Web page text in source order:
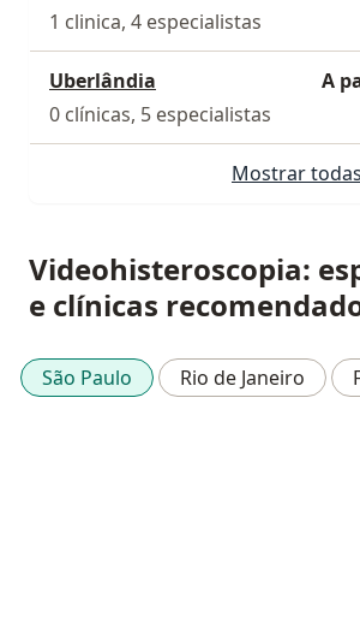
1 clinica, 4 especialistas
Uberlândia
A
0 clínicas, 5 especialistas
Mostrar
Videohisteroscopia:
e clínicas
São Paulo Rio de Janeiro